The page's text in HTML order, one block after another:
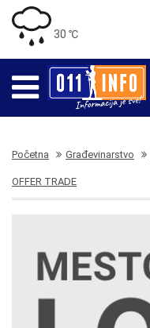
30 ℃
Početna Građevinarstvo
OFFER TRADE